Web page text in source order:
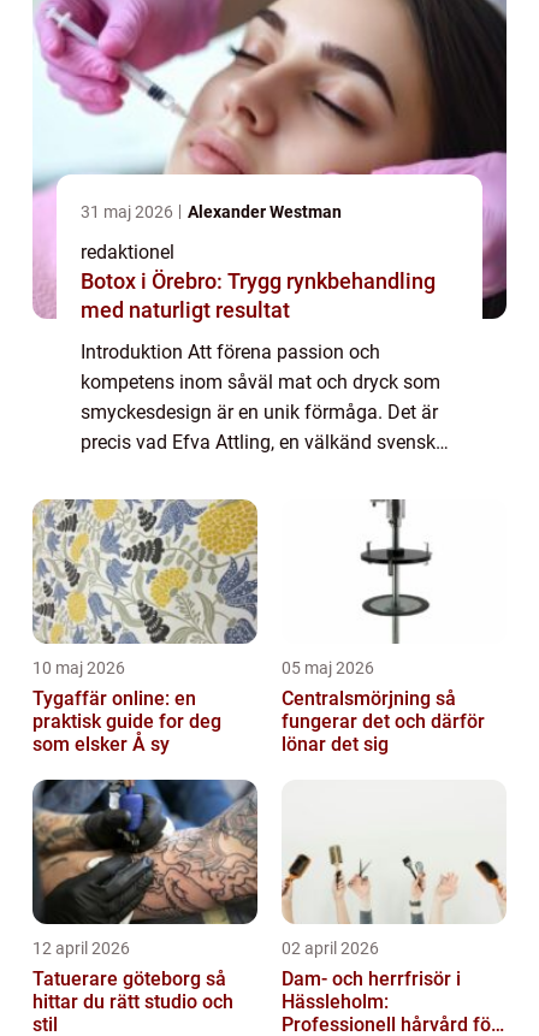
31 maj 2026 Alexander Westman
redaktionel
Botox i Örebro: Trygg rynkbehandling
med naturligt resultat
Introduktion Att förena passion och
kompetens inom såväl mat och dryck som
smyckesdesign är en unik förmåga. Det är
precis vad Efva Attling, en välkänd svensk
med sina spektakulära smycken. Efva
Attling Smycke...
10 maj 2026
Tygaffär online: en
praktisk guide for deg
som elsker Å sy
05 maj 2026
Centralsmörjning så
fungerar det och därför
lönar det sig
12 april 2026
Tatuerare göteborg så
hittar du rätt studio och
stil
02 april 2026
Dam- och herrfrisör i
Hässleholm:
Professionell hårvård för